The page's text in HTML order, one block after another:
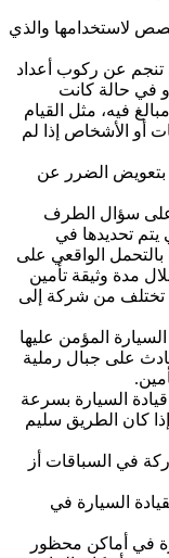
لاستخدامها والذي
تنجم عن ركوب أعداد
في حالة كانت
فيه، مثل القيام
أو الأشخاص إذا لم
بتعويض الضرر عن
سؤال الطرف
يتم تحديدها في
بالتحمل الواقعي على
مدة وثيقة تأمين
تختلف من شركة إلى
المؤمن عليها
على جبال رملية
السيارة بسرعة
كان الطريق سليم
في السباقات أز
السيارة في
في أماكن محظور